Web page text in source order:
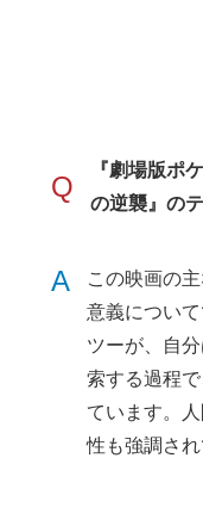
Q
『劇場版ポ
の逆襲』の
A
この映画の
意義につい
ツーが、自
索する過程
ています。
性も強調され